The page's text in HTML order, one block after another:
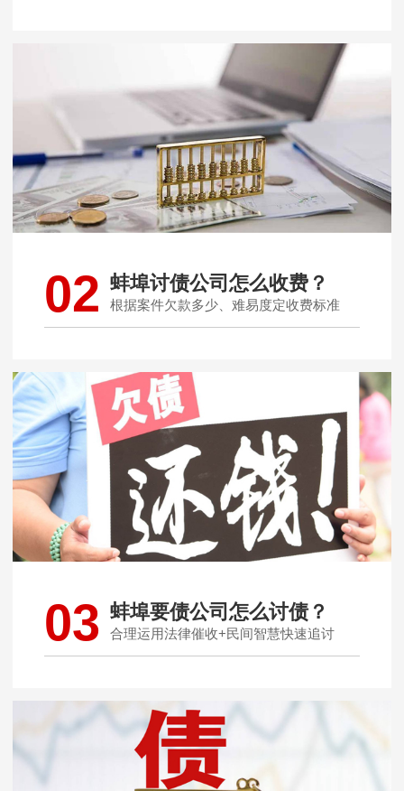
02 蚌埠讨债公司怎么收费？
根据案件欠款多少、难易度定收费标准
03 蚌埠要债公司怎么讨债？
合理运用法律催收+民间智慧快速追讨